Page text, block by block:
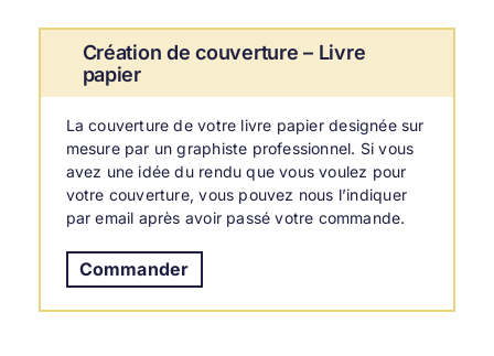
Création de couverture – Livre
papier
Lacouverture de votre livre papierdesignée sur
mesure par un graphiste professionnel. Si vous
avez une idée du rendu que vous voulez pour
votre couverture, vous pouvez nous l’indiquer
par email après avoir passé votre commande.
Commander